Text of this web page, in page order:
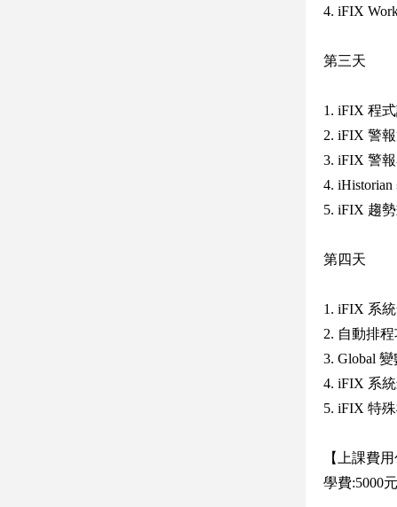
4. iFIX
第三天
1. iFIX 程
2. iFIX 警
3. iFIX 警
4.
5. iFIX 趨
第四天
1. iFIX 系
2. 自動排
3. Global
4. iFIX 系
5. iFIX 特
【上課費
學費:5000